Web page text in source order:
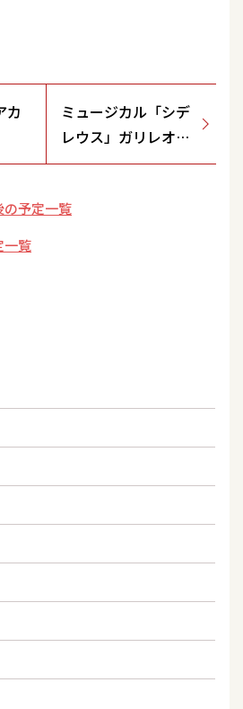
カ
ミュージカル「シデ
レウス」ガリレオ・
ガリレイ役で出演！
の予定一覧
一覧